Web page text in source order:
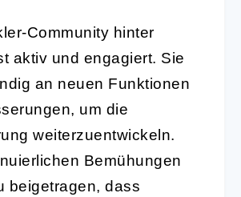
Community hinter
aktiv und engagiert. Sie
an neuen Funktionen
um die
weiterzuentwickeln.
Bemühungen
beigetragen, dass